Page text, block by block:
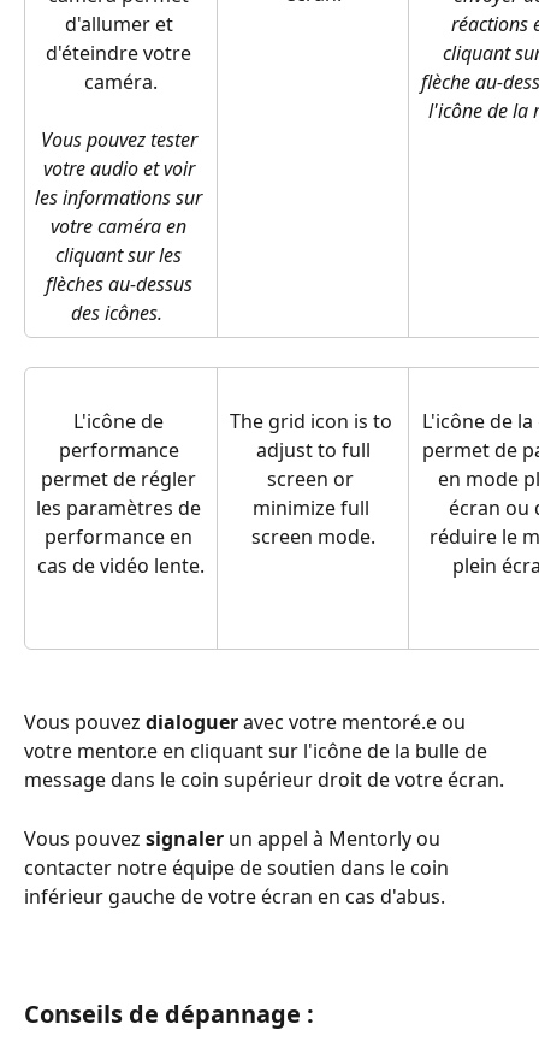
d'allumer et
d'éteindre votre
caméra.
Vous pouvez tester
votre audio et voir
les informations sur
votre caméra en
cliquant sur les
flèches au-dessus
des icônes.
réactions
cliquant
flèche au-
l'icône de la
L'icône de
performance
permet de régler
les paramètres de
performance en
cas de vidéo lente.
The grid icon is to
adjust to full
screen or
minimize full
screen mode.
L'icône de
permet de
en mode
écran ou
réduire le
plein
Vous pouvez dialoguer avec votre mentoré.e ou
votre mentor.e en cliquant sur l'icône de la bulle de
message dans le coin supérieur droit de votre écran.
Vous pouvez signaler un appel à Mentorly ou
contacter notre équipe de soutien dans le coin
inférieur gauche de votre écran en cas d'abus.
Conseils de dépannage :